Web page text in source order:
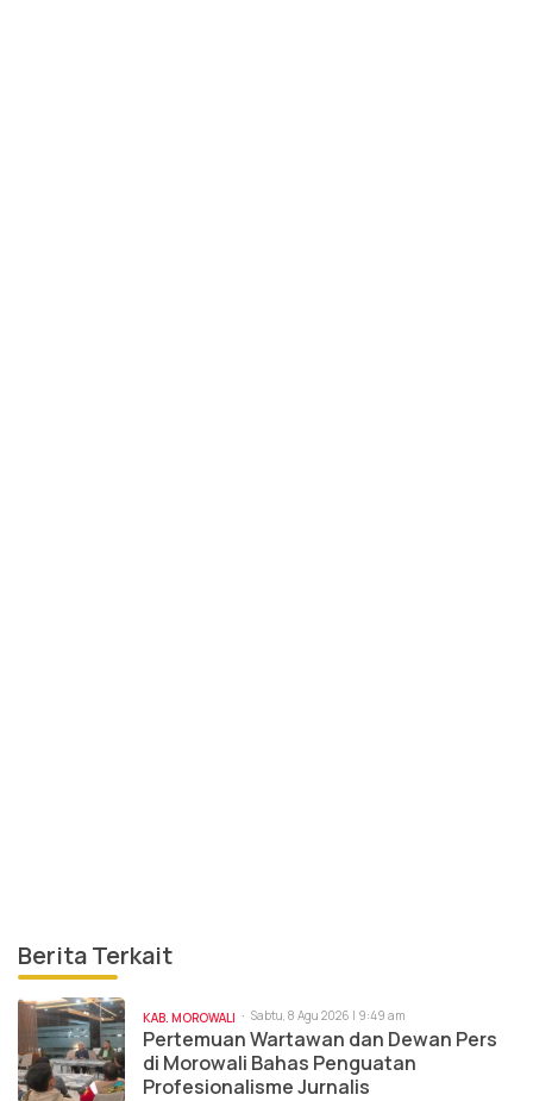
Berita Terkait
KAB. MOROWALI Sabtu, 8 Agu 2026 | 9:49 am
Pertemuan Wartawan dan Dewan Pers
di Morowali Bahas Penguatan
Profesionalisme Jurnalis